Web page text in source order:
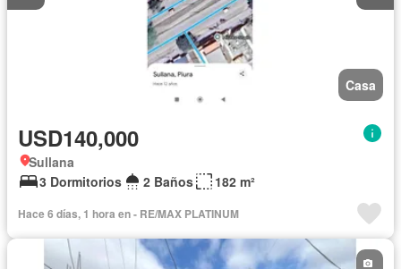
Casa
USD140,000
Sullana
3 Dormitorios
2 Baños 182 m²
Hace 6 días, 1 hora en - RE/MAX PLATINUM